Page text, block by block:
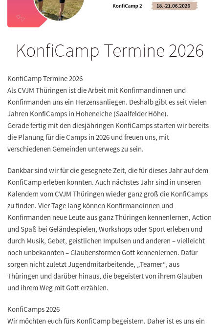
KonfiCamp Termine 2026
KonfiCamp Termine 2026
Als CVJM Thüringen ist die Arbeit mit Konfirmandinnen und
Konfirmanden uns ein Herzensanliegen. Deshalb gibt es seit vielen
Jahren KonfiCamps in Hoheneiche (Saalfelder Höhe).
Gerade fertig mit den diesjähringen KonfiCamps starten wir bereits
die Planung für die Camps in 2026 und freuen uns, mit
verschiedenen Gemeinden unterwegs zu sein.
Dankbar sind wir für die gesegnete Zeit, die für dieses Jahr auf dem
KonfiCamp erleben konnten. Auch nächstes Jahr sind in unseren
Kalendern vom CVJM Thüringen wieder ganz groß die KonfiCamps
zu finden. Vier Tage lang können Konfirmandinnen und
Konfirmanden neue Leute aus ganz Thüringen kennenlernen, Action
und Spaß bei Geländespielen, Workshops oder Sport erleben und
durch Musik, Gebet, geistlichen Impulsen und anderen – vielleicht
noch unbekannten – Glaubensformen Gott kennenlernen. Dafür
sorgen nicht zuletzt Jugendmitarbeitende, „Teamer“, aus
Thüringen und darüber hinaus, die begeistert von ihrem Glauben
und ihrem Weg mit Gott erzählen.
KonfiCamps 2026
Wir möchten euch fürs KonfiCamp begeistern. Daher ist es uns ein